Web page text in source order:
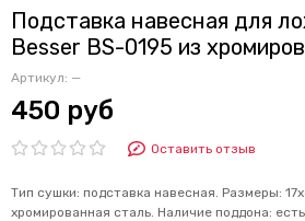
Подставка навесная для
Besser BS-0195 из
Артикул: —
450 руб
Оставить отзыв
Тип сушки: подставка навесная. Размеры:
хромированная сталь. Наличие поддона: